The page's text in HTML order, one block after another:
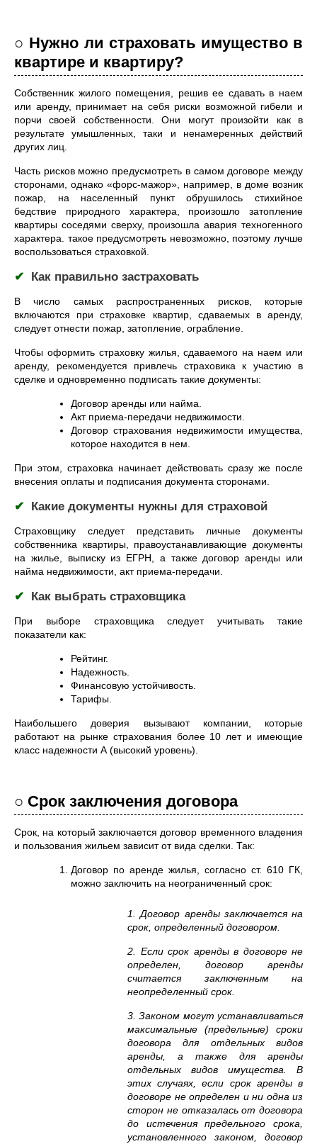
○ Нужно ли страховать имущество в
квартире и квартиру?
Собственник жилого помещения, решив ее сдавать в наем
или аренду, принимает на себя риски возможной гибели и
порчи своей собственности. Они могут произойти как в
результате умышленных, таки и ненамеренных действий
других лиц.
Часть рисков можно предусмотреть в самом договоре между
сторонами, однако «форс-мажор», например, в доме возник
пожар, на населенный пункт обрушилось стихийное
бедствие природного характера, произошло затопление
квартиры соседями сверху, произошла авария техногенного
характера. такое предусмотреть невозможно, поэтому лучше
воспользоваться страховкой.
✔ Как правильно застраховать
В число самых распространенных рисков, которые
включаются при страховке квартир, сдаваемых в аренду,
следует отнести пожар, затопление, ограбление.
Чтобы оформить страховку жилья, сдаваемого на наем или
аренду, рекомендуется привлечь страховика к участию в
сделке и одновременно подписать такие документы:
Договор аренды или найма.
Акт приема-передачи недвижимости.
Договор страхования недвижимости имущества,
которое находится в нем.
При этом, страховка начинает действовать сразу же после
внесения оплаты и подписания документа сторонами.
✔ Какие документы нужны для страховой
Страховщику следует представить личные документы
собственника квартиры, правоустанавливающие документы
на жилье, выписку из ЕГРН, а также договор аренды или
найма недвижимости, акт приема-передачи.
✔ Как выбрать страховщика
При выборе страховщика следует учитывать такие
показатели как:
Рейтинг.
Надежность.
Финансовую устойчивость.
Тарифы.
Наибольшего доверия вызывают компании, которые
работают на рынке страхования более 10 лет и имеющие
класс надежности А (высокий уровень).
○ Срок заключения договора
Срок, на который заключается договор временного владения
и пользования жильем зависит от вида сделки. Так:
Договор по аренде жилья, согласно ст. 610 ГК,
можно заключить на неограниченный срок:
1. Договор аренды заключается на
срок, определенный договором.
2. Если срок аренды в договоре не
определен, договор аренды
считается заключенным на
неопределенный срок.
3. Законом могут устанавливаться
максимальные (предельные) сроки
договора для отдельных видов
аренды, а также для аренды
отдельных видов имущества. В
этих случаях, если срок аренды в
договоре не определен и ни одна из
сторон не отказалась от договора
до истечения предельного срока,
установленного законом, договор